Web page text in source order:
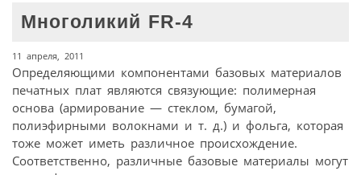
Многоликий FR-4
11 апреля, 2011
Определяющими компонентами базовых материалов
печатных плат являются связующие: полимерная
основа (армирование — стеклом, бумагой,
полиэфирными волокнами и т. д.) и фольга, которая
тоже может иметь различное происхождение.
Соответственно, различные базовые материалы могут